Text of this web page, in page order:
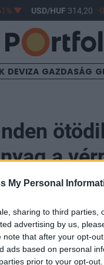
My Personal
sharing to third parties,
advertising by us,
that after your opt-
ads based on personal
prior to your opt-
USD/HUF314,20 -
DEVIZA GAZDASÁG
a
minden ötödik, a
így tőlük